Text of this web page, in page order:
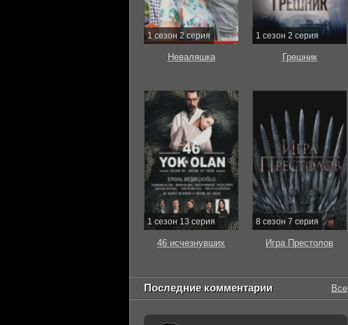
1 сезон 2 серия
Неваляшка
1 сезон 2 серия
Грешник
1 сезон 13 серия
46 исчезнувших
8 сезон 7 серия
Игра Престолов
Последние комментарии Все